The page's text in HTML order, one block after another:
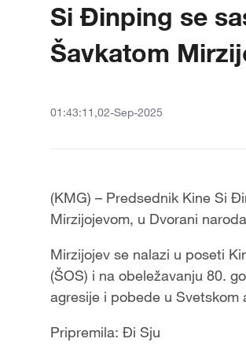
Si Đinping se
Šavkatom
01:43:11,02-Sep-2025
(KMG) – Predsednik Kine Si
Mirzijojevom, u Dvorani
Mirzijojev se nalazi u poseti
(ŠOS) i na obeležavanju 80.
agresije i pobede u Svetskom
Pripremila: Đi Sju